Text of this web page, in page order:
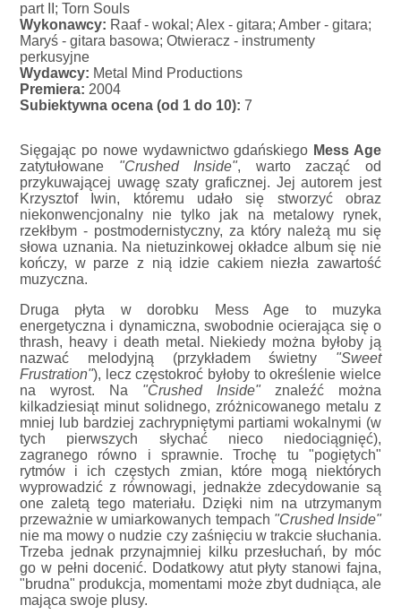
part II; Torn Souls
Wykonawcy: Raaf - wokal; Alex - gitara; Amber - gitara;
Maryś - gitara basowa; Otwieracz - instrumenty
perkusyjne
Wydawcy: Metal Mind Productions
Premiera: 2004
Subiektywna ocena (od 1 do 10): 7
Sięgając po nowe wydawnictwo gdańskiego Mess Age
zatytułowane "Crushed Inside", warto zacząć od
przykuwającej uwagę szaty graficznej. Jej autorem jest
Krzysztof Iwin, któremu udało się stworzyć obraz
niekonwencjonalny nie tylko jak na metalowy rynek,
rzekłbym - postmodernistyczny, za który należą mu się
słowa uznania. Na nietuzinkowej okładce album się nie
kończy, w parze z nią idzie cakiem niezła zawartość
muzyczna.
Druga płyta w dorobku Mess Age to muzyka
energetyczna i dynamiczna, swobodnie ocierająca się o
thrash, heavy i death metal. Niekiedy można byłoby ją
nazwać melodyjną (przykładem świetny "Sweet
Frustration"), lecz częstokroć byłoby to określenie wielce
na wyrost. Na "Crushed Inside"znaleźć można
kilkadziesiąt minut solidnego, zróżnicowanego metalu z
mniej lub bardziej zachrypniętymi partiami wokalnymi (w
tych pierwszych słychać nieco niedociągnięć),
zagranego równo i sprawnie. Trochę tu "pogiętych"
rytmów i ich częstych zmian, które mogą niektórych
wyprowadzić z równowagi, jednakże zdecydowanie są
one zaletą tego materiału. Dzięki nim na utrzymanym
przeważnie w umiarkowanych tempach "Crushed Inside"
nie ma mowy o nudzie czy zaśnięciu w trakcie słuchania.
Trzeba jednak przynajmniej kilku przesłuchań, by móc
go w pełni docenić. Dodatkowy atut płyty stanowi fajna,
"brudna" produkcja, momentami może zbyt dudniąca, ale
mająca swoje plusy.